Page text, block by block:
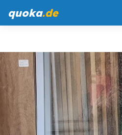
quoka.de